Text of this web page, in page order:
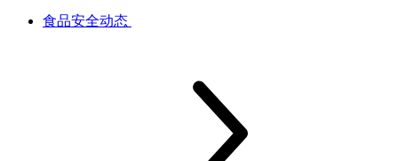
食品安全动态